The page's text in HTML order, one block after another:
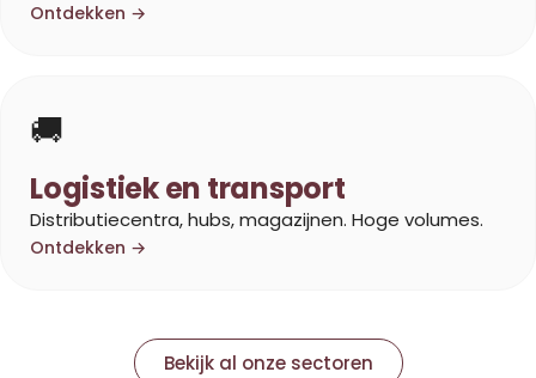
Ontdekken →
🚚
Logistiek en transport
Distributiecentra, hubs, magazijnen. Hoge volumes.
Ontdekken →
Bekijk al onze sectoren